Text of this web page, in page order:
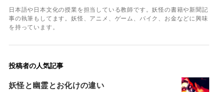
日本語や日本文化の授業を担当している教師です。妖怪の書籍や新聞記
事の執筆もしてます。妖怪、アニメ、ゲーム、バイク、お金などに興味
を持っています。
投稿者の人気記事
妖怪と幽霊とお化けの違い